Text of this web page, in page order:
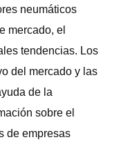
neumáticos
mercado, el
tendencias. Los
del mercado y las
de la
sobre el
de empresas